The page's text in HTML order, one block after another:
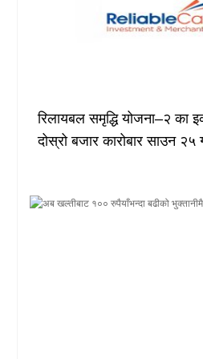
रिलायबल समृद्धि योजना–२ का
दोस्रो बजार कारोबार साउन